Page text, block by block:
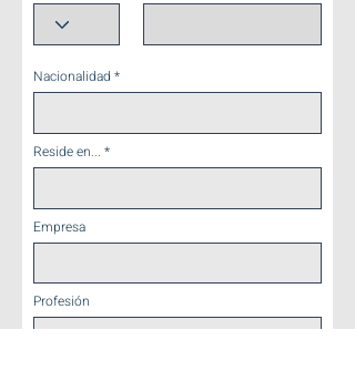
Nacionalidad
Reside en...
Empresa
Profesión